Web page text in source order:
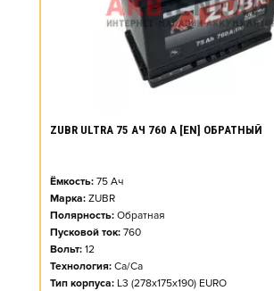
ZUBR ULTRA 75 АЧ 760 А [EN] ОБРАТНЫЙ
Ёмкость: 75 Ач
Марка: ZUBR
Полярность: Обратная
Пусковой ток: 760
Вольт: 12
Технология: Ca/Ca
Тип корпуса: L3 (278x175x190) EURO